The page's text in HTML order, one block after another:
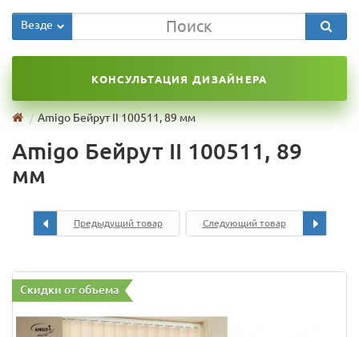
Везде
КОНСУЛЬТАЦИЯ ДИЗАЙНЕРА
Amigo Бейрут II 100511, 89 мм
Amigo Бейрут II 100511, 89
мм
Предыдущий товар Следующий товар
Скидки от объема